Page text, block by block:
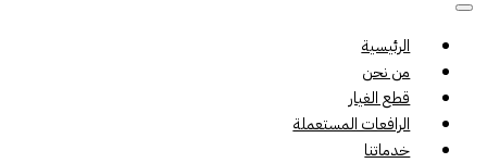
الرئيسية
من نحن
قطع الغيار
الرافعات المستعملة
خدماتنا